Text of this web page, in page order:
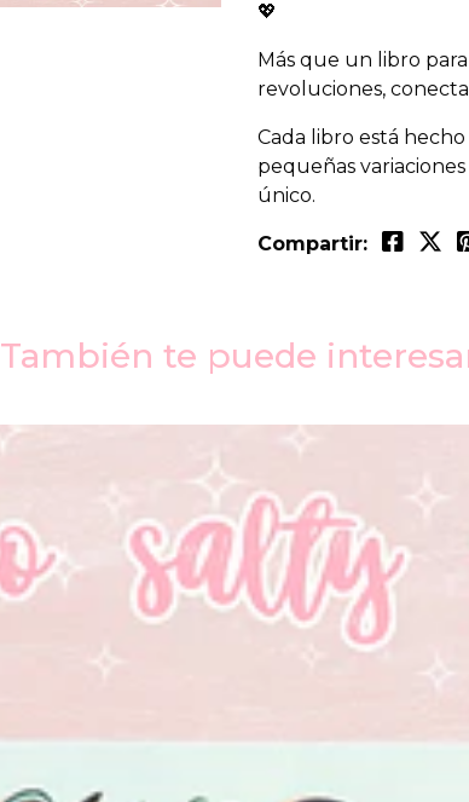
💖
Más que un libro
revoluciones,
Cada libro está
pequeñas
único.
Compartir:
También te puede